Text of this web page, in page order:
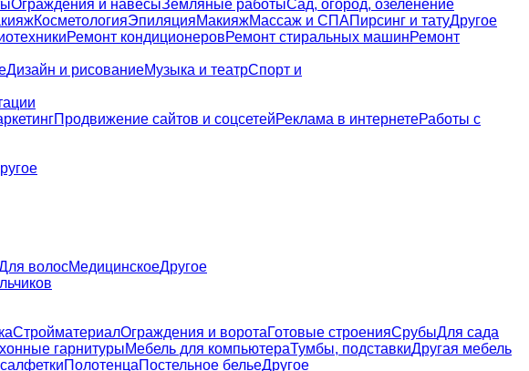
Ограждения и навесыЗемляные работыСад, огород, озеленение
КосметологияЭпиляцияМакияжМассаж и СПАПирсинг и татуДругое
Ремонт кондиционеровРемонт стиральных машинРемонт
Дизайн и рисованиеМузыка и театрСпорт и
Продвижение сайтов и соцсетейРеклама в интернетеРаботы с
волосМедицинскоеДругое
СтройматериалОграждения и воротаГотовые строенияСрубыДля сада
гарнитурыМебель для компьютераТумбы, подставкиДругая мебель
ПолотенцаПостельное бельеДругое